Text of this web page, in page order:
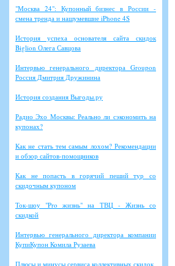
"Москва 24": Купонный бизнес в России -
смена тренда и нашумевшие iPhone 4S
История успеха основателя сайта скидок
Biglion Олега Савцова
Интервью генерального директора Groupon
Россия Дмитрия Дружинина
История создания Выгоды.ру
Радио Эхо Москвы: Реально ли сэкономить на
купонах?
Как не стать тем самым лохом? Рекомендации
и обзор сайтов-помощников
Как не попасть в горячий пеший тур со
скидочным купоном
Ток-шоу "Pro жизнь" на ТВЦ - Жизнь со
скидкой
Интервью генерального директора компании
КупиКупон Комила Рузаева
Плюсы и минусы сервиса коллективных скидок